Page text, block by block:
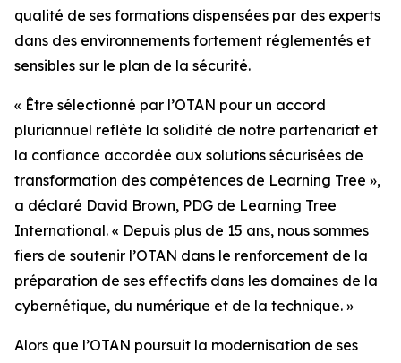
qualité de ses formations dispensées par des experts
dans des environnements fortement réglementés et
sensibles sur le plan de la sécurité.
« Être sélectionné par l’OTAN pour un accord
pluriannuel reflète la solidité de notre partenariat et
la confiance accordée aux solutions sécurisées de
transformation des compétences de Learning Tree »,
a déclaré David Brown, PDG de Learning Tree
International. « Depuis plus de 15 ans, nous sommes
fiers de soutenir l’OTAN dans le renforcement de la
préparation de ses effectifs dans les domaines de la
cybernétique, du numérique et de la technique. »
Alors que l’OTAN poursuit la modernisation de ses